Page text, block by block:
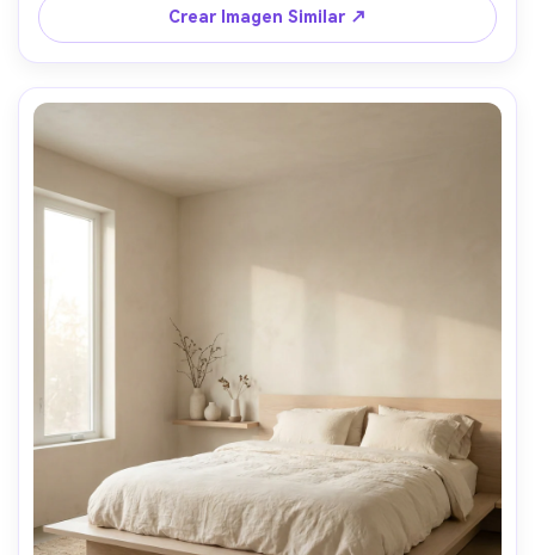
reflejos de madera fotorrealistas --ar 4:5
Crear Imagen Similar ↗